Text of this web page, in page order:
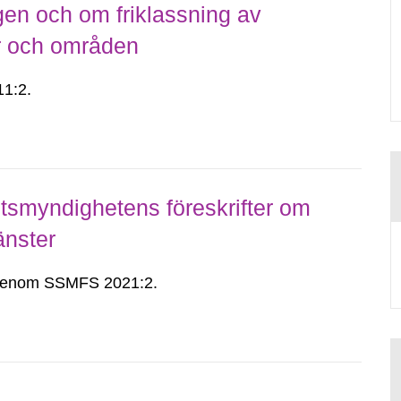
och om friklassning av
områden
föreskrifter om
SSMFS 2021:2.